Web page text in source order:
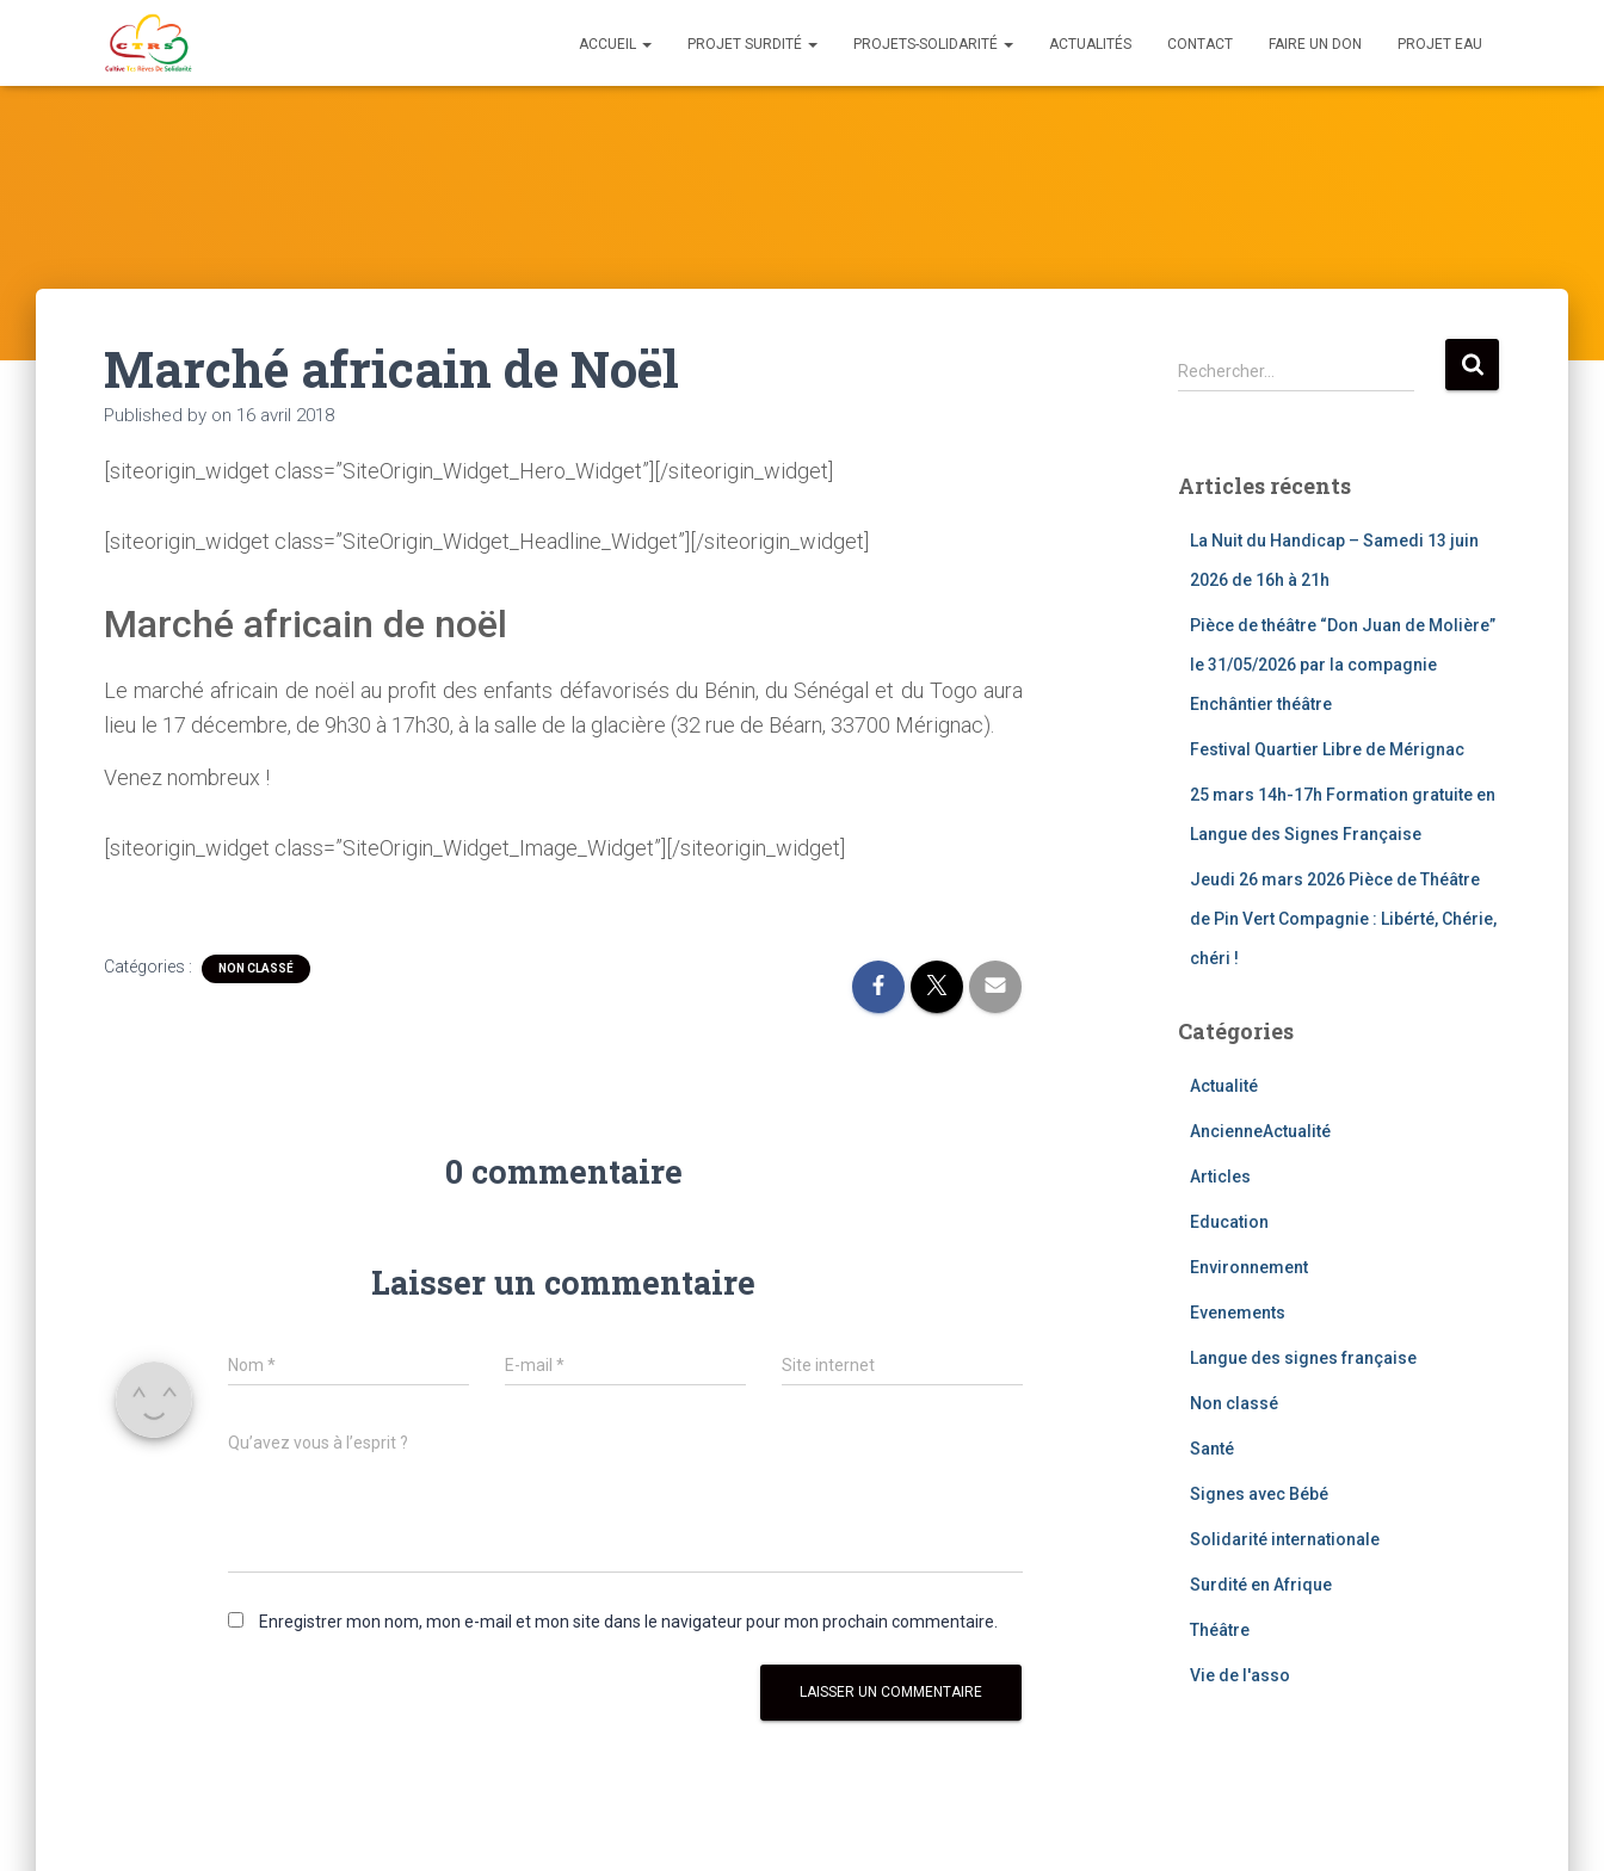
ACCUEIL PROJET SURDITÉ PROJETS-SOLIDARITÉ ACTUALITÉS CONTACT FAIRE UN DON PROJET EAU
Marché africain de Noël
Published by on 16 avril 2018
[siteorigin_widget class=”SiteOrigin_Widget_Hero_Widget”] [/siteorigin_widget]
[siteorigin_widget class=”SiteOrigin_Widget_Headline_Widget”] [/siteorigin_widget]
Marché africain de noël
Le marché africain de noël au profit des enfants défavorisés du Bénin, du Sénégal et du Togo aura
lieu le 17 décembre, de 9h30 à 17h30, à la salle de la glacière (32 rue de Béarn, 33700 Mérignac).
Venez nombreux !
[siteorigin_widget class=”SiteOrigin_Widget_Image_Widget”] [/siteorigin_widget]
Catégories : NON CLASSÉ
0 commentaire
Laisser un commentaire
Nom * E-mail * Site internet
Qu’avez vous à l’esprit ?
Enregistrer mon nom, mon e-mail et mon site dans le navigateur pour mon prochain commentaire.
R
e
r
Rechercher…
Articles récents
La Nuit du Handicap – Samedi 13 juin
2026 de 16h à 21h
Pièce de théâtre “Don Juan de Molière”
le 31/05/2026 par la compagnie
Enchântier théâtre
Festival Quartier Libre de Mérignac
25 mars 14h-17h Formation gratuite en
Langue des Signes Française
Jeudi 26 mars 2026 Pièce de Théâtre
de Pin Vert Compagnie : Libérté, Chérie,
chéri !
Catégories
Actualité
AncienneActualité
Articles
Education
Environnement
Evenements
Langue des signes française
Non classé
Santé
Signes avec Bébé
Solidarité internationale
Surdité en Afrique
Théâtre
Vie de l'asso